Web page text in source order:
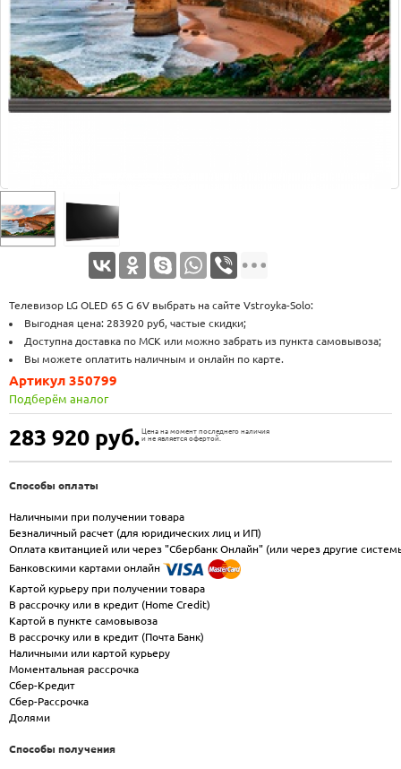
Оплата
Доставка
Услуги
Возврат
обмен
Акции
Контакты
Телевизор LG OLED 65 G 6V выбрать на сайте Vstroyka-Solo:
Выгодная цена: 283920 руб, частые скидки;
Доступна доставка по МСК или можно забрать из пункта самовывоза;
Вы можете оплатить наличным и онлайн по карте.
283 920 руб. Цена на момент последнего наличия
и не является офертой.
Артикул 350799
Подберём аналог
Способы оплаты
Наличными при получении товара
Безналичный расчет (для юридических лиц и ИП)
Оплата квитанцией или через "Сбербанк Онлайн" (или через другие
Банковскими картами онлайн
Картой курьеру при получении товара
В рассрочку или в кредит (Home Credit)
Картой в пункте самовывоза
В рассрочку или в кредит (Почта Банк)
Наличными или картой курьеру
Моментальная рассрочка
Сбер-Кредит
Сбер-Рассрочка
Долями
Способы получения